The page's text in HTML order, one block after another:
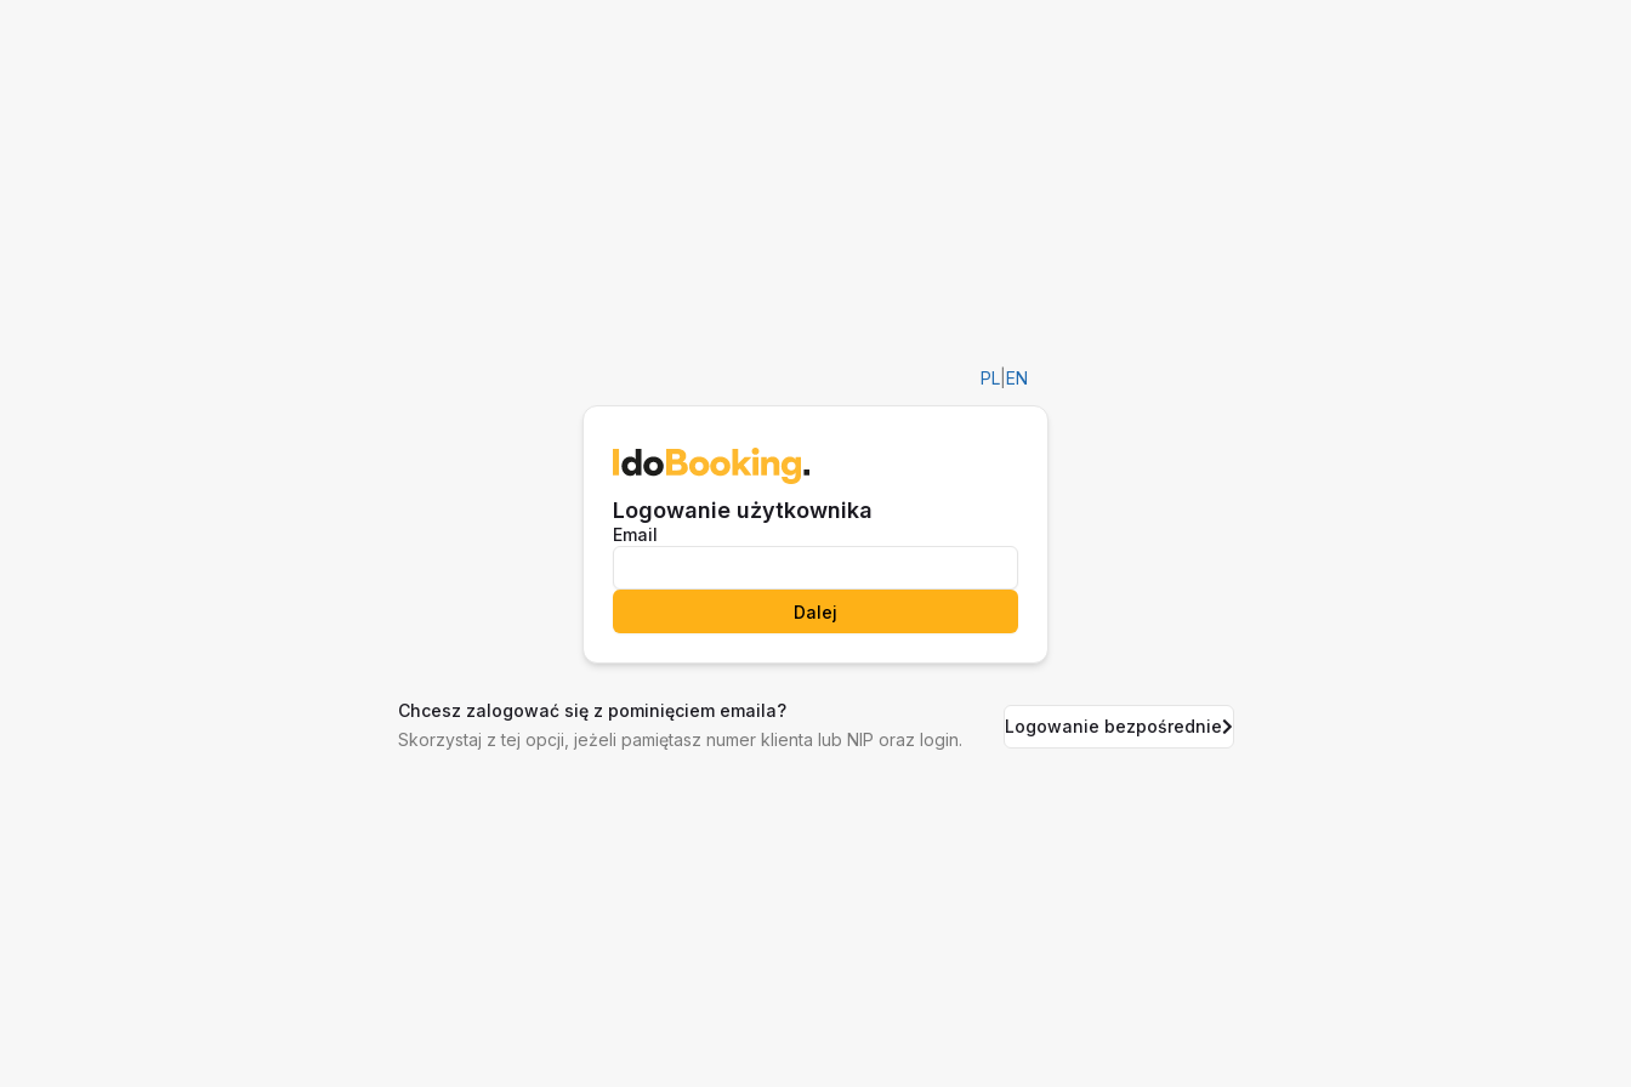
PL EN
Logowanie użytkownika
Email
Dalej
Chcesz zalogować się z pominięciem emaila?
Skorzystaj z tej opcji, jeżeli pamiętasz numer klienta lub NIP oraz login.
Logowanie bezpośrednie